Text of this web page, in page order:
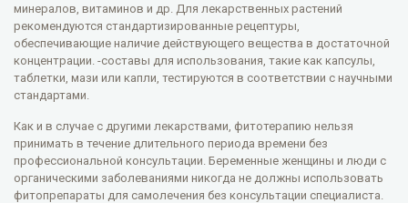
минералов, витаминов и др. Для лекарственных растений
рекомендуются стандартизированные рецептуры,
обеспечивающие наличие действующего вещества в достаточной
концентрации. -составы для использования, такие как капсулы,
таблетки, мази или капли, тестируются в соответствии с научными
стандартами.
Как и в случае с другими лекарствами, фитотерапию нельзя
принимать в течение длительного периода времени без
профессиональной консультации. Беременные женщины и люди с
органическими заболеваниями никогда не должны использовать
фитопрепараты для самолечения без консультации специалиста.